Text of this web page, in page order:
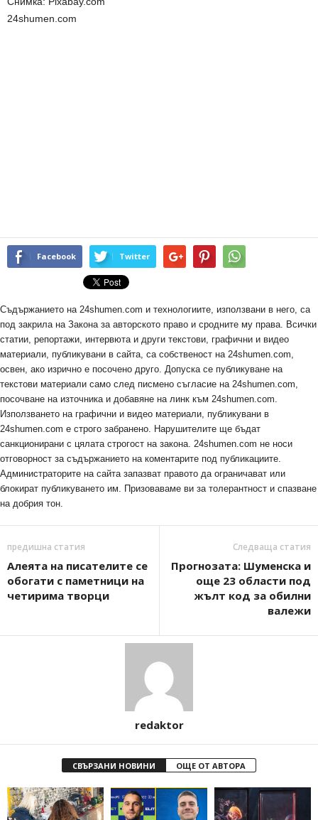
24shumen.com
Facebook Twitter
Съдържанието на 24shumen.com и технологиите, използвани в него, са
под закрила на Закона за авторското право и сродните му права. Всички
статии, репортажи, интервюта и други текстови, графични и видео
материали, публикувани в сайта, са собственост на 24shumen.com,
освен, ако изрично е посочено друго. Допуска се публикуване на
текстови материали само след писмено съгласие на 24shumen.com,
посочване на източника и добавяне на линк към 24shumen.com.
Използването на графични и видео материали, публикувани в
24shumen.com е строго забранено. Нарушителите ще бъдат
санкционирани с цялата строгост на закона. 24shumen.com не носи
отговорност за съдържанието на коментарите под публикациите.
Администраторите на сайта запазват правото да ограничават или
блокират публикуването им. Призоваваме ви за толерантност и спазване
на добрия тон.
предишна статия
Алеята на писателите се
обогати с паметници на
четирима творци
Следваща статия
Прогнозата: Шуменска и
още 23 области под
жълт код за обилни
валежи
redaktor
СВЪРЗАНИ НОВИНИ ОЩЕ ОТ АВТОРА